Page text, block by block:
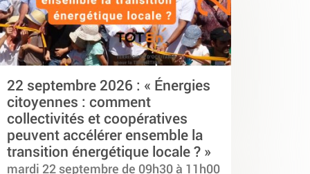
22 septembre 2026 : « Énergies
citoyennes : comment
collectivités et coopératives
peuvent accélérer ensemble la
transition énergétique locale ? »
mardi 22 septembre de 09h30 à 11h00